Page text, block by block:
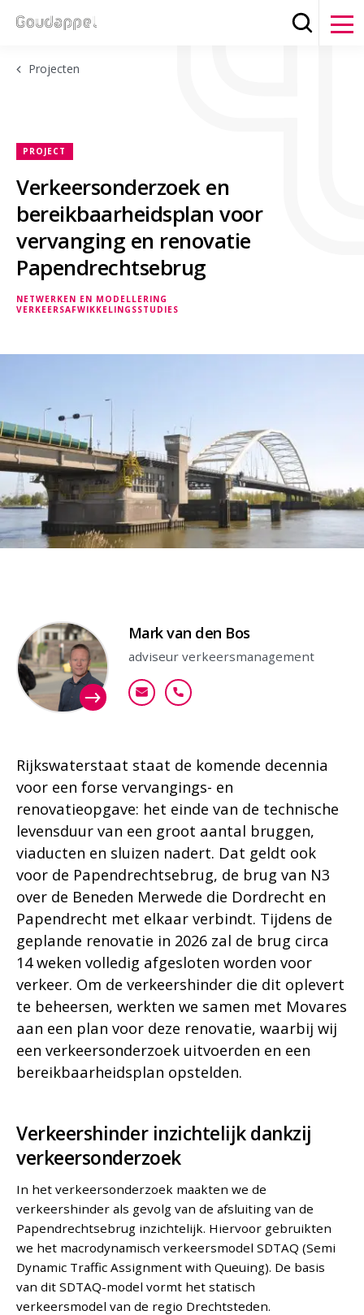
Zoeken
Projecten
Verkeersonderzoek en
bereikbaarheidsplan voor
vervanging en renovatie
Papendrechtsebrug
PROJECT
NETWERKEN EN MODELLERING
VERKEERSAFWIKKELINGSSTUDIES
Rijkswaterstaat staat de komende decennia
voor een forse vervangings- en
renovatieopgave: het einde van de technische
levensduur van een groot aantal bruggen,
viaducten en sluizen nadert. Dat geldt ook
voor de Papendrechtsebrug, de brug van N3
over de Beneden Merwede die Dordrecht en
Papendrecht met elkaar verbindt. Tijdens de
geplande renovatie in 2026 zal de brug circa
14 weken volledig afgesloten worden voor
verkeer. Om de verkeershinder die dit oplevert
te beheersen, werkten we samen met Movares
aan een plan voor deze renovatie, waarbij wij
een verkeersonderzoek uitvoerden en een
bereikbaarheidsplan opstelden.
ContactpersoonMark van den Bos
adviseur verkeersmanagement
mvdbos@goudappel.nl
+31 (0)6 25 09 41 01
Verkeershinder inzichtelijk dankzij
verkeersonderzoek
In het verkeersonderzoek maakten we de
verkeershinder als gevolg van de afsluiting van de
Papendrechtsebrug inzichtelijk. Hiervoor gebruikten
we het macrodynamisch verkeersmodel SDTAQ (Semi
Dynamic Traffic Assignment with Queuing). De basis
van dit SDTAQ-model vormt het statisch
verkeersmodel van de regio Drechtsteden.